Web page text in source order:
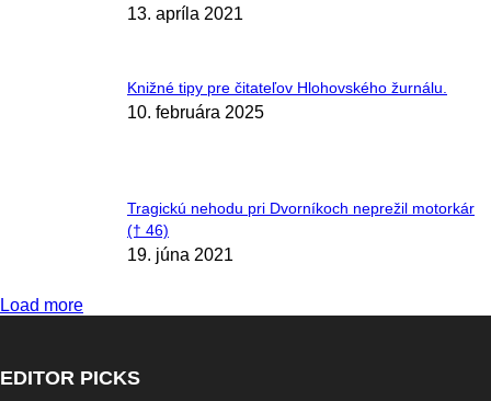
13. apríla 2021
Knižné tipy pre čitateľov Hlohovského žurnálu.
10. februára 2025
Tragickú nehodu pri Dvorníkoch neprežil motorkár
(† 46)
19. júna 2021
Load more
EDITOR PICKS